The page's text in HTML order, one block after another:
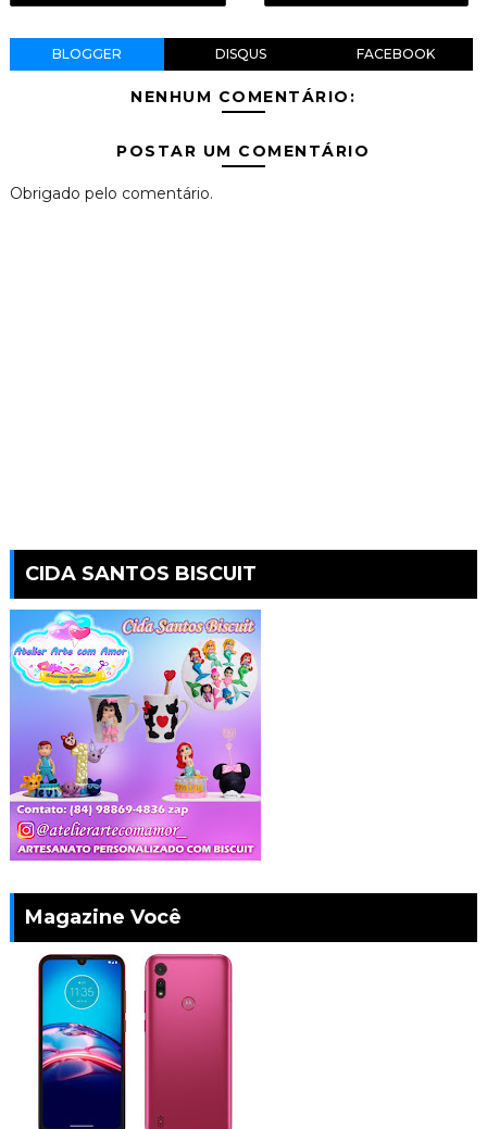
BLOGGER DISQUS FACEBOOK
NENHUM COMENTÁRIO:
POSTAR UM COMENTÁRIO
Obrigado pelo comentário.
CIDA SANTOS BISCUIT
Magazine Você